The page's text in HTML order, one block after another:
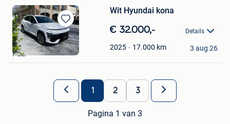
Bewaren
in
Mijn
Favorieten
Wit Hyundai kona
€ 32.000,- Details
2025 17.000 km
Ronny De Groodt
Peer
3 aug 26
1 2 3
Pagina 1 van 3